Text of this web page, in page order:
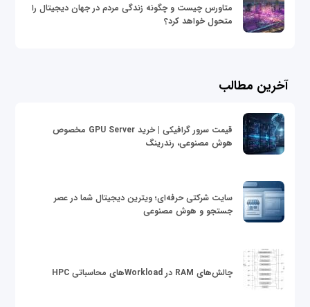
متاورس چیست و چگونه زندگی مردم در جهان دیجیتال را
متحول خواهد کرد؟
آخرین مطالب
قیمت سرور گرافیکی | خرید GPU Server مخصوص
هوش مصنوعی، رندرینگ
سایت شرکتی حرفه‌ای؛ ویترین دیجیتال شما در عصر
جستجو و هوش مصنوعی
چالش‌های RAM در Workloadهای محاسباتی HPC